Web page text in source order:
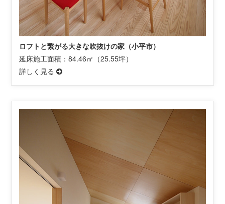
ロフトと繋がる大きな吹抜けの家（小平市）
延床施工面積：84.46㎡（25.55坪）
詳しく見る